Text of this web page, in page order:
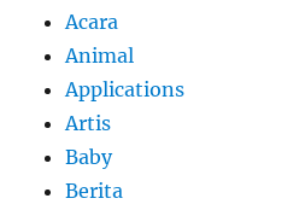
Acara
Animal
Applications
Artis
Baby
Berita